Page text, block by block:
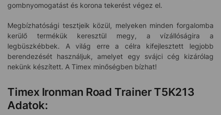
gombnyomogatást és korona tekerést végez el.
Megbízhatósági tesztjeik közül, melyeken minden forgalomba
kerülő termékük keresztül megy, a vízállóságira a
legbüszkébbek. A világ erre a célra kifejlesztett legjobb
berendezését használjuk, amelyet egy svájci cég kizárólag
nekünk készített. A Timex minőségben bízhat!
Timex Ironman Road Trainer T5K213
Adatok: